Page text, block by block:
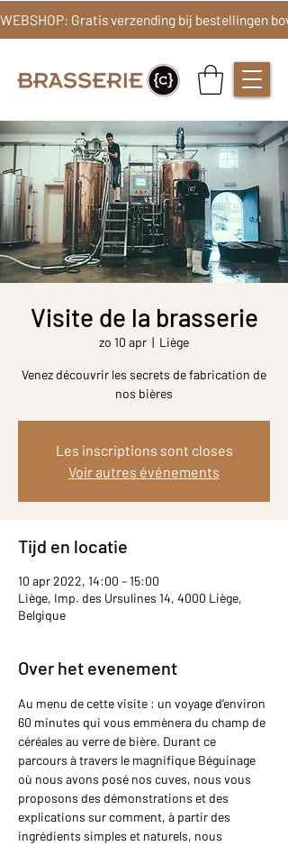
Visite de la brasserie
zo 10 apr
  |
Liège
Venez découvrir les secrets de fabrication de
nos bières
Les inscriptions sont closes
Voir autres événements
Tijd en locatie
10 apr 2022, 14:00 – 15:00
Liège, Imp. des Ursulines 14, 4000 Liège,
Belgique
Over het evenement
Au menu de cette visite : un voyage d’environ
60 minutes qui vous emmènera du champ de
céréales au verre de bière. Durant ce
parcours à travers le magnifique Béguinage
où nous avons posé nos cuves, nous vous
proposons des démonstrations et des
explications sur comment, à partir des
ingrédients simples et naturels, nous